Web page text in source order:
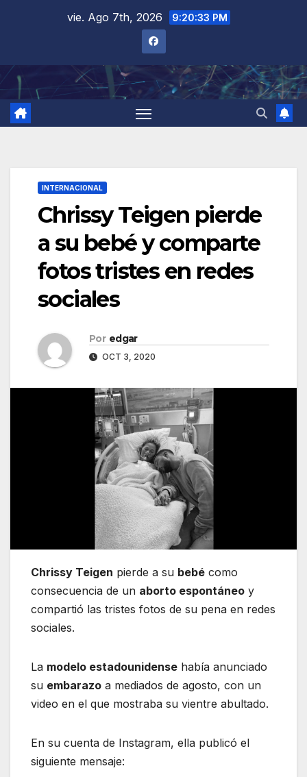
vie. Ago 7th, 2026 9:20:34 PM
INTERNACIONAL
Chrissy Teigen pierde
a su bebé y comparte
fotos tristes en redes
sociales
Por edgar
OCT 3, 2020
Chrissy Teigen pierde a su bebé como
consecuencia de un aborto espontáneo y
compartió las tristes fotos de su pena en redes
sociales.
La modelo estadounidense había anunciado
su embarazo a mediados de agosto, con un
video en el que mostraba su vientre abultado.
En su cuenta de Instagram, ella publicó el
siguiente mensaje: